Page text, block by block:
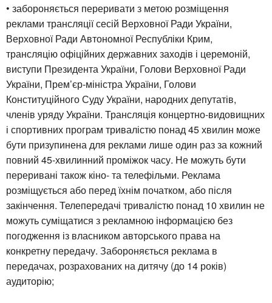
• забороняється переривати з метою розміщення
реклами трансляції сесій Верховної Ради України,
Верховної Ради Автономної Республіки Крим,
трансляцію офіційних державних заходів і церемоній,
виступи Президента України, Голови Верховної Ради
України, Прем’єр-міністра України, Голови
Конституційного Суду України, народних депутатів,
членів уряду України. Трансляція концертно-видовищних
і спортивних програм тривалістю понад 45 хвилин може
бути призупинена для реклами лише один раз за кожний
повний 45-хвилинний проміжок часу. Не можуть бути
переривані також кіно- та телефільми. Реклама
розміщується або перед їхнім початком, або після
закінчення. Телепередачі тривалістю понад 10 хвилин не
можуть суміщатися з рекламною інформацією без
погодження із власником авторського права на
конкретну передачу. Забороняється реклама в
передачах, розрахованих на дитячу (до 14 років)
аудиторію;